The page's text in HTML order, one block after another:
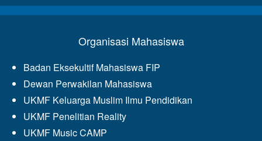
Organisasi Mahasiswa
Badan Eksekultif Mahasiswa FIP
Dewan Perwakilan Mahasiswa
UKMF Keluarga Muslim Ilmu Pendidikan
UKMF Penelitian Reality
UKMF Music CAMP